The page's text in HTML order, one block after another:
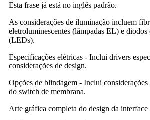
Esta frase já está no inglês padrão.
As considerações de iluminação incluem
eletroluminescentes (lâmpadas EL) e diodos
(LEDs).
Especificações elétricas - Inclui drivers
considerações de design.
Opções de blindagem - Inclui considerações
do switch de membrana.
Arte gráfica completa do design da interface